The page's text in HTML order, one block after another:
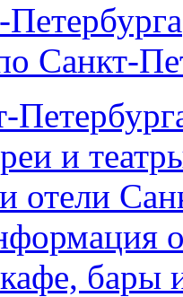
Санкт-
и
отели
бары